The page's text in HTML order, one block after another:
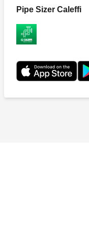
Pipe Sizer Caleffi